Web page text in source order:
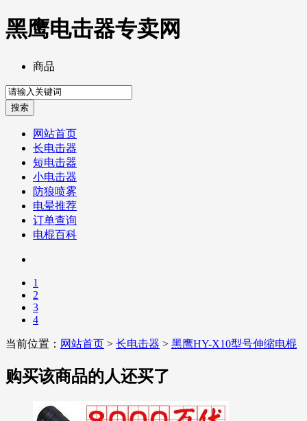
黑鹰电击器专卖网
商品
网站首页
长电击器
短电击器
小电击器
防狼喷雾
电晕推荐
订单查询
电棍百科
1
2
3
4
当前位置： 网站首页 > 长电击器 > 黑鹰HY-X10型号伸缩电棍
购买该商品的人还买了